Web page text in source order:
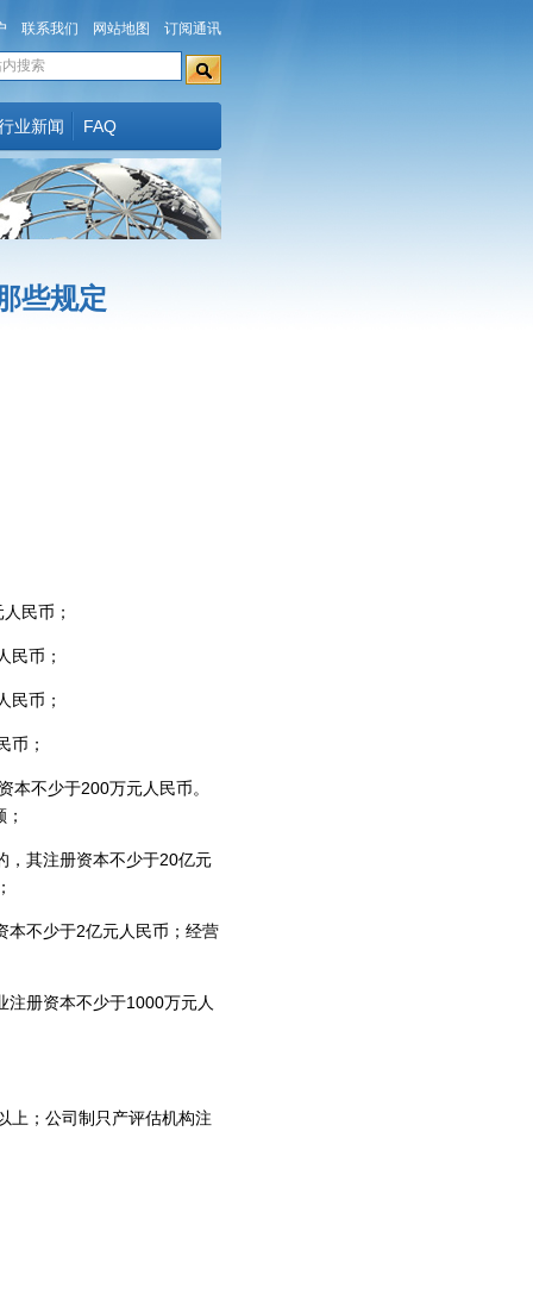
联系我们 网站地图 订阅通讯
业新闻 FAQ
些规定
民币；
民币；
民币；
币；
本不少于200万元人民币。
，其注册资本不少于20亿元
本不少于2亿元人民币；经营
注册资本不少于1000万元人
上；公司制只产评估机构注